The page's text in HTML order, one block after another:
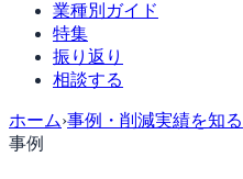
業種別ガイド
特集
振り返り
相談する
ホーム›事例・削減実績を知る
事例